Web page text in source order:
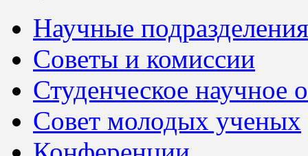
Научные подразделения
Советы и комиссии
Студенческое научное
Совет молодых ученых